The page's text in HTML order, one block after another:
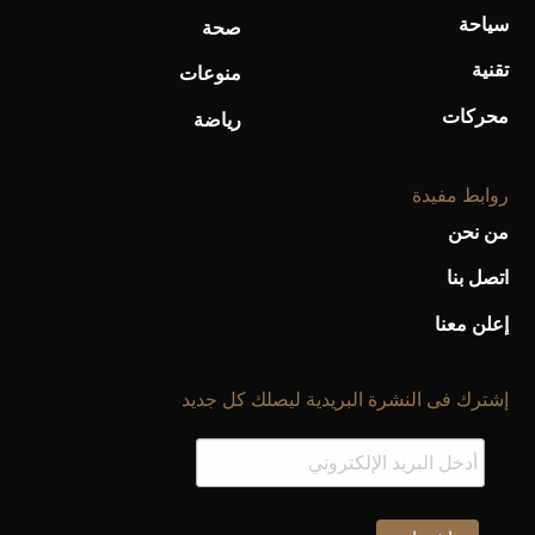
سياحة
تقنية
محركات
صحة
منوعات
رياضة
روابط مفيدة
من نحن
اتصل بنا
إعلن معنا
إشترك فى النشرة البريدية ليصلك كل جديد